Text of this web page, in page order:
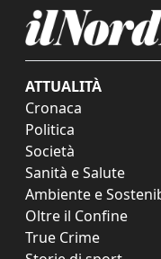
ATTUALITÀ
Cronaca
Politica
Società
Sanità e Salute
Ambiente e
Oltre il Confine
True Crime